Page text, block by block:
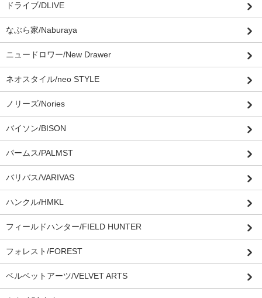
ドライブ/DLIVE
なぶら家/Naburaya
ニュードロワー/New Drawer
ネオスタイル/neo STYLE
ノリーズ/Nories
バイソン/BISON
パームス/PALMST
バリバス/VARIVAS
ハンクル/HMKL
フィールドハンター/FIELD HUNTER
フォレスト/FOREST
ベルベットアーツ/VELVET ARTS